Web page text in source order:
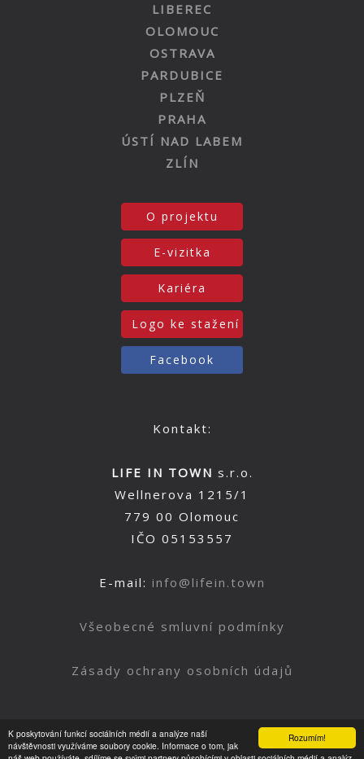
Rozumím!
K poskytování funkcí sociálních médií a analýze naší
návštěvnosti využíváme soubory cookie. Informace o tom, jak
LIBEREC
OLOMOUC
OSTRAVA
PARDUBICE
PLZEŇ
PRAHA
ÚSTÍ NAD LABEM
ZLÍN
O projektu
E-vizitka
Kariéra
Logo ke stažení
Facebook
Kontakt:
LIFE IN TOWN s.r.o.
Wellnerova 1215/1
779 00 Olomouc
IČO 05153557
E-mail: info@lifein.town
Všeobecné smluvní podmínky
Zásady ochrany osobních údajů
Nahoru